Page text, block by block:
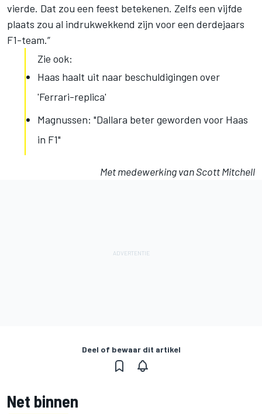
vierde. Dat zou een feest betekenen. Zelfs een vijfde
plaats zou al indrukwekkend zijn voor een derdejaars
F1-team.”
Zie ook:
Haas haalt uit naar beschuldigingen over
'Ferrari-replica'
Magnussen: "Dallara beter geworden voor Haas
in F1"
Met medewerking van Scott Mitchell
Deel of bewaar dit artikel
Net binnen